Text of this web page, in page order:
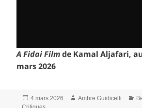
A Fidai Filmde Kamal Aljafari,
mars 2026
Publié
le
4 mars 2026 Auteur
Ambre Guidicelli